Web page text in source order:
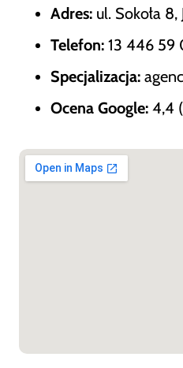
Adres: ul. Sokoła 8,
Telefon: 13 446 59
Specjalizacja:
Ocena Google: 4,4